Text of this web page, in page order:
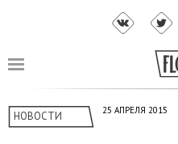
НОВОСТИ 25 АПРЕЛЯ 2015